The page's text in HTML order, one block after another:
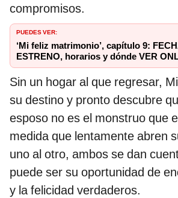
compromisos.
PUEDES VER:
‘Mi feliz matrimonio’, capítulo 9:
ESTRENO, horarios y dónde VER
Sin un hogar al que regresar,
su destino y pronto descubre
esposo no es el monstruo que
medida que lentamente abren
uno al otro, ambos se dan
puede ser su oportunidad de
y la felicidad verdaderos.